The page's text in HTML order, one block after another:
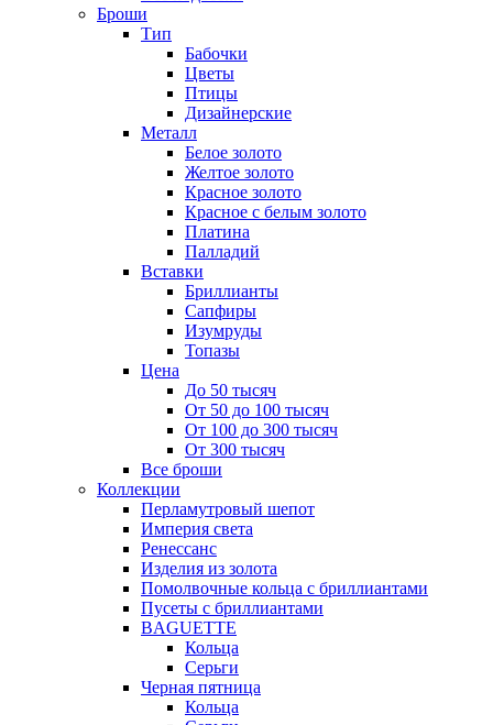
Броши
Тип
Бабочки
Цветы
Птицы
Дизайнерские
Металл
Белое золото
Желтое золото
Красное золото
Красное с белым золото
Платина
Палладий
Вставки
Бриллианты
Сапфиры
Изумруды
Топазы
Цена
До 50 тысяч
От 50 до 100 тысяч
От 100 до 300 тысяч
От 300 тысяч
Все броши
Коллекции
Перламутровый шепот
Империя света
Ренессанс
Изделия из золота
Помолвочные кольца с бриллиантами
Пусеты с бриллиантами
BAGUETTE
Кольца
Серьги
Черная пятница
Кольца